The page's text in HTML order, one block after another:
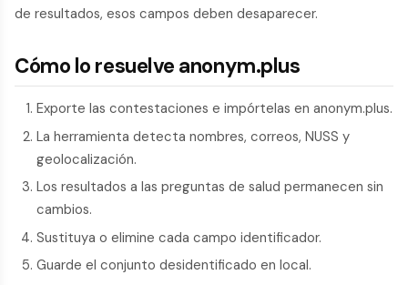
de resultados, esos campos deben desaparecer.
Cómo lo resuelve anonym.plus
Exporte las contestaciones e impórtelas en anonym.plus.
La herramienta detecta nombres, correos, NUSS y
geolocalización.
Los resultados a las preguntas de salud permanecen sin
cambios.
Sustituya o elimine cada campo identificador.
Guarde el conjunto desidentificado en local.